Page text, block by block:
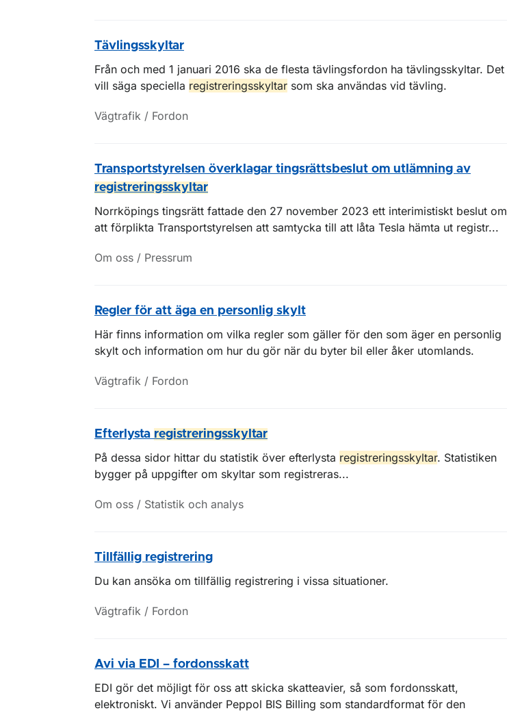
Tävlingsskyltar
Från och med 1 januari 2016 ska de flesta tävlingsfordon ha tävlingsskyltar. Det
vill säga speciella registreringsskyltar som ska användas vid tävling.
Vägtrafik / Fordon
Transportstyrelsen överklagar tingsrättsbeslut om utlämning av
registreringsskyltar
Norrköpings tingsrätt fattade den 27 november 2023 ett interimistiskt beslut om
att förplikta Transportstyrelsen att samtycka till att låta Tesla hämta ut registr...
Om oss / Pressrum
Regler för att äga en personlig skylt
Här finns information om vilka regler som gäller för den som äger en personlig
skylt och information om hur du gör när du byter bil eller åker utomlands.
Vägtrafik / Fordon
Efterlysta registreringsskyltar
På dessa sidor hittar du statistik över efterlysta registreringsskyltar. Statistiken
bygger på uppgifter om skyltar som registreras...
Om oss / Statistik och analys
Tillfällig registrering
Du kan ansöka om tillfällig registrering i vissa situationer.
Vägtrafik / Fordon
Avi via EDI – fordonsskatt
EDI gör det möjligt för oss att skicka skatteavier, så som fordonsskatt,
elektroniskt. Vi använder Peppol BIS Billing som standardformat för den